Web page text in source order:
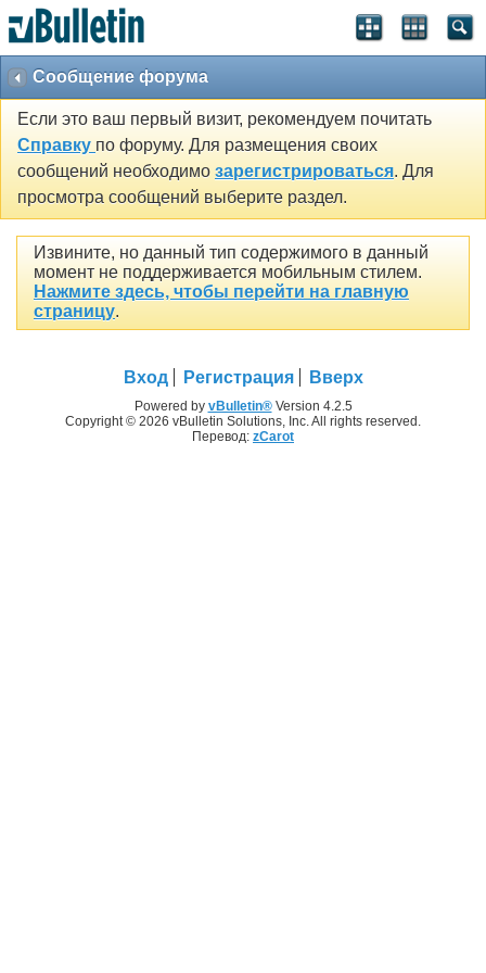
Сообщение форума
Если это ваш первый визит, рекомендуем почитать
Справку по форуму. Для размещения своих
сообщений необходимо зарегистрироваться. Для
просмотра сообщений выберите раздел.
Извините, но данный тип содержимого в данный
момент не поддерживается мобильным стилем.
Нажмите здесь, чтобы перейти на главную
страницу.
Вход Регистрация Вверх
Powered by vBulletin®Version 4.2.5
Copyright © 2026 vBulletin Solutions, Inc. All rights reserved.
Перевод: zCarot